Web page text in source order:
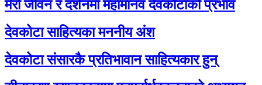
मेरो जीवन र दर्शनमा महामानव देवकोटाको प्रभाव
देवकोटा साहित्यका मननीय अंश
देवकोटा संसारकै प्रतिभावान साहित्यकार हुन्